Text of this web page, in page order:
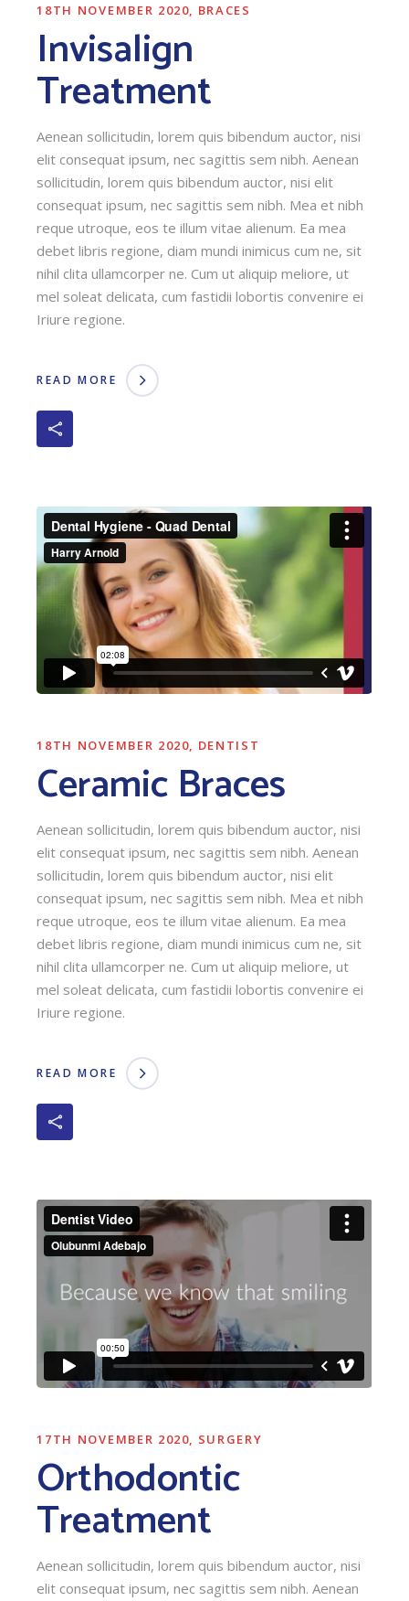
18TH NOVEMBER 2020 BRACES
Invisalign
Treatment
Aenean sollicitudin, lorem quis bibendum auctor, nisi
elit consequat ipsum, nec sagittis sem nibh. Aenean
sollicitudin, lorem quis bibendum auctor, nisi elit
consequat ipsum, nec sagittis sem nibh. Mea et nibh
reque utroque, eos te illum vitae alienum. Ea mea
debet libris regione, diam mundi inimicus cum ne, sit
nihil clita ullamcorper ne. Cum ut aliquip meliore, ut
mel soleat delicata, cum fastidii lobortis convenire ei
Iriure regione.
READ MORE
18TH NOVEMBER 2020 DENTIST
Ceramic Braces
Aenean sollicitudin, lorem quis bibendum auctor, nisi
elit consequat ipsum, nec sagittis sem nibh. Aenean
sollicitudin, lorem quis bibendum auctor, nisi elit
consequat ipsum, nec sagittis sem nibh. Mea et nibh
reque utroque, eos te illum vitae alienum. Ea mea
debet libris regione, diam mundi inimicus cum ne, sit
nihil clita ullamcorper ne. Cum ut aliquip meliore, ut
mel soleat delicata, cum fastidii lobortis convenire ei
Iriure regione.
READ MORE
17TH NOVEMBER 2020 SURGERY
Orthodontic
Treatment
Aenean sollicitudin, lorem quis bibendum auctor, nisi
elit consequat ipsum, nec sagittis sem nibh. Aenean